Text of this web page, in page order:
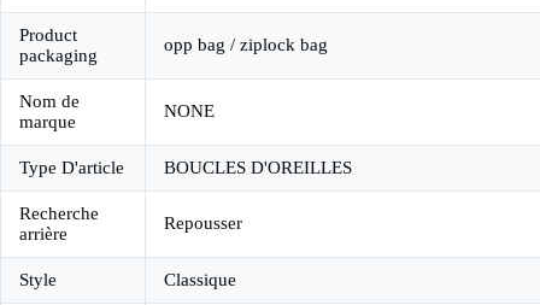
Product
packaging
opp bag / ziplock bag
Nom de
marque
NONE
Type D'article BOUCLES D'OREILLES
Recherche
arrière
Repousser
Style Classique